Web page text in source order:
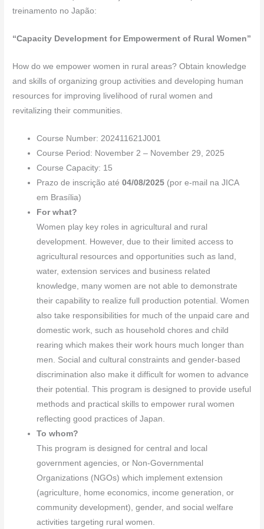
c
b
o
o
k
k
dI
n
at
A
p
p
e
a
m
er
st
ail ar
treinamento no Japão:
“Capacity Development for Empowerment of Rural Women”
How do we empower women in rural areas? Obtain knowledge
and skills of organizing group activities and developing human
resources for improving livelihood of rural women and
revitalizing their communities.
Course Number: 202411621J001
Course Period: November 2 – November 29, 2025
Course Capacity: 15
Prazo de inscrição até04/08/2025 (por e-mail na JICA
em Brasília)
For what?
Women play key roles in agricultural and rural
development. However, due to their limited access to
agricultural resources and opportunities such as land,
water, extension services and business related
knowledge, many women are not able to demonstrate
their capability to realize full production potential. Women
also take responsibilities for much of the unpaid care and
domestic work, such as household chores and child
rearing which makes their work hours much longer than
men. Social and cultural constraints and gender-based
discrimination also make it difficult for women to advance
their potential. This program is designed to provide useful
methods and practical skills to empower rural women
reflecting good practices of Japan.
To whom?
This program is designed for central and local
government agencies, or Non-Governmental
Organizations (NGOs) which implement extension
(agriculture, home economics, income generation, or
community development), gender, and social welfare
activities targeting rural women.